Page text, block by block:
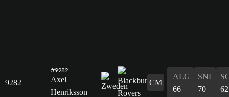
9282
#9282
Axel
Henriksson
CM
ALG
66
SNL
70
62